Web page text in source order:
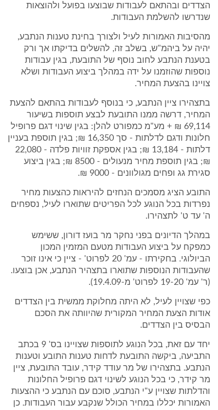
הצדדים ובהתאם לעבודות שבוצעו בפועל ולהוצאות
שנדרשו להשלמת העבודות.
מהסיבות האמורות לעיל ולצורך בחינת טענות הנתבע,
יהיה על ביהמ"ש, בשלב זה, להשלים בדיקתו אך ורק
בטענת הנתבע לחוב נוסף של התובעת, בגין עבודות
נוספות שהוזמנו על ידה במהלך ביצוע העבודות ושלא
צויינו בהצעת המחיר.
בתצהירו ציין הנתבע, כי בנוסף לעבודות בהתאם להצעת
המחיר, דרשה ממנו התובעת לבצע תוספות בשיעור
69,114 ₪ + מע"מ כמפורט להלן: בגין שינוי דגם פרופיל
חלונות ודגם לדלתות - סך 16,350 ₪; בגין תוספת בעניין
דלתות - 13,184 ₪; בגין אספקת זוויות פלדה - 22,080
₪; בגין תוספת מחיר מנעולים - 8500 ₪; בגין ביצוע
סגירת גג ופחים מגולוונים - 9000 ₪.
התובע הציג מסמכים הנחזים להיראות כהצעות מחיר
נפרדות בכל הנוגע לכל הפריטים שתוארו לעיל, נספחים
ה' עד ט' לתצהירו.
במהלך הדיונים בפני נחקר מר בועז דורון, ששימש
כמפקח על ביצוע העבודות מטעם המזמין המכון
הביולוגי. בחקירתו - עמ' 20 לפרוט' - ציין כי אינו זוכר
שהעבודות הנוספות שתוארו בתצהיר הנתבע, אכן בוצעו.
(ר' עמ' 19-20 לפרוט' מ-19.4.09).
כפי שצויין לעיל, לא היתה מחלוקת ממשית בין הצדדים
אודות הצעת המחיר המקורית שהיוותה את הסכם
הבסיס בין הצדדים.
יחד עם זאת, בכל הנוגע לתוספות שצויינו בס' 9 בכתב
התביעה, ביקשה התובעת לדחות טענות התובע וטענות
הנתבע. בתצהירו של מר עודד קידר, עובד התובעת, ציין
מר קידר, כי בכל הנוגע לשינוי דגם פרופיל החלונות
והדלתות שצויין ע"י הנתבע, סוכם עם הנתבע כי ההצעות
האמורות יכללו במחיר הכולל שנקבע עבור העבודות. כן